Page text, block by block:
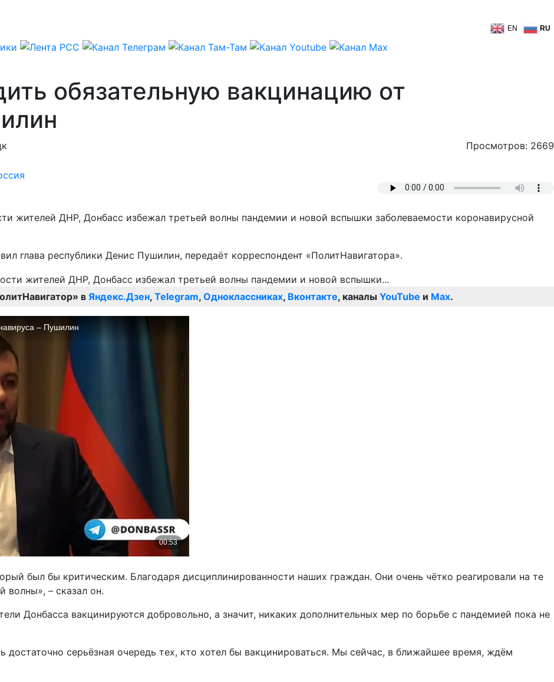
EN RU
обязательную вакцинацию от
Просмотров: 2669
жителей ДНР, Донбасс избежал третьей волны пандемии и новой вспышки заболеваемости коронавирусной
глава республики Денис Пушилин, передаёт корреспондент «ПолитНавигатора».
в Яндекс.Дзен, Telegram, Одноклассниках, Вконтакте, каналы YouTube и Max.
был бы критическим. Благодаря дисциплинированности наших граждан. Они очень чётко реагировали на те
волны», – сказал он.
Донбасса вакцинируются добровольно, а значит, никаких дополнительных мер по борьбе с пандемией пока не
достаточно серьёзная очередь тех, кто хотел бы вакцинироваться. Мы сейчас, в ближайшее время, ждём